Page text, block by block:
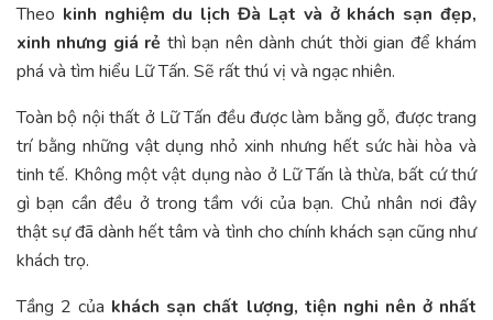
Theo kinh nghiệm du lịch Đà Lạt và ở khách sạn đẹp,
xinh nhưng giá rẻ thì bạn nên dành chút thời gian để khám
phá và tìm hiểu Lữ Tấn. Sẽ rất thú vị và ngạc nhiên.
Toàn bộ nội thất ở Lữ Tấn đều được làm bằng gỗ, được trang
trí bằng những vật dụng nhỏ xinh nhưng hết sức hài hòa và
tinh tế. Không một vật dụng nào ở Lữ Tấn là thừa, bất cứ thứ
gì bạn cần đều ở trong tầm với của bạn. Chủ nhân nơi đây
thật sự đã dành hết tâm và tình cho chính khách sạn cũng như
khách trọ.
Tầng 2 của khách sạn chất lượng, tiện nghi nên ở nhất